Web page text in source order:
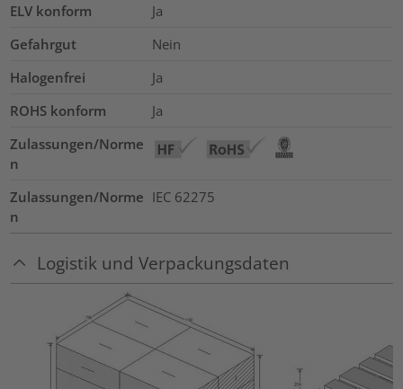
ELV konform
Ja
Gefahrgut
Nein
Halogenfrei
Ja
ROHS konform
Ja
Zulassungen/Norme
n
Zulassungen/Norme
n
IEC 62275
Logistik und Verpackungsdaten